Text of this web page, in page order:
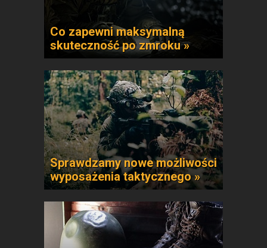
Co zapewni maksymalną
skuteczność po zmroku »
Sprawdzamy nowe możliwości
wyposażenia taktycznego »